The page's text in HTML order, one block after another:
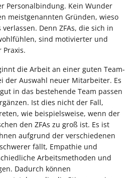
Personalbindung. Kein Wunder
meistgenannten Gründen, wieso
Denn ZFAs, die sich in
sind motivierter und
die Arbeit an einer guten Team-
der Auswahl neuer Mitarbeiter. Es
in das bestehende Team passen
Ist dies nicht der Fall,
wie beispielsweise, wenn der
den ZFAs zu groß ist. Es ist
aufgrund der verschiedenen
fällt, Empathie und
Arbeitsmethoden und
Dadurch können